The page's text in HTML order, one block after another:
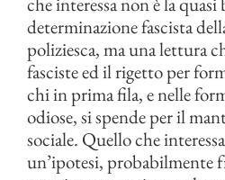
determinazione fascista
poliziesca, ma una lettura
fasciste ed il rigetto per
chi in prima fila, e nelle
odiose, si spende per il
sociale. Quello che
un’ipotesi, probabilmente